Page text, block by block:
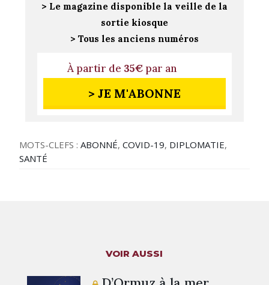
> Le magazine disponible la veille de la
sortie kiosque
> Tous les anciens numéros
À partir de 35€par an
> JE M'ABONNE
MOTS-CLEFS :ABONNÉ,COVID-19, DIPLOMATIE,
SANTÉ
VOIR AUSSI